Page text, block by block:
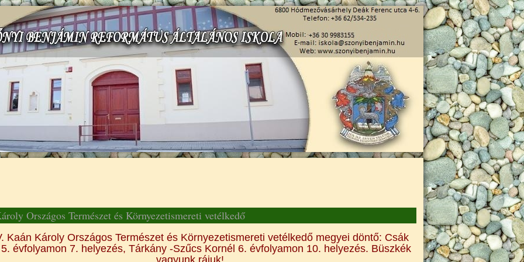
hely
Országos Természet és Környezetismereti vetélkedő
Kaán Károly Országos Természet és Környezetismereti vetélkedő megyei döntő: Csák
évfolyamon 7. helyezés, Tárkány -Szűcs Kornél 6. évfolyamon 10. helyezés. Büszkék